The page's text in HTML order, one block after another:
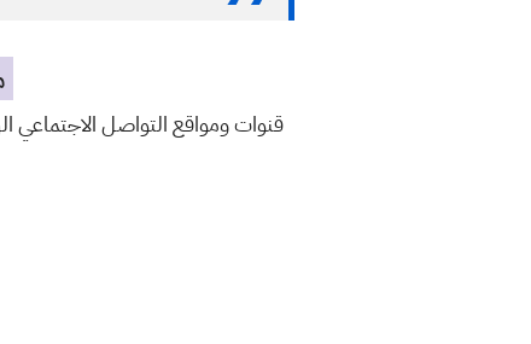
قنوات ومواقع التواصل الاجتماعي